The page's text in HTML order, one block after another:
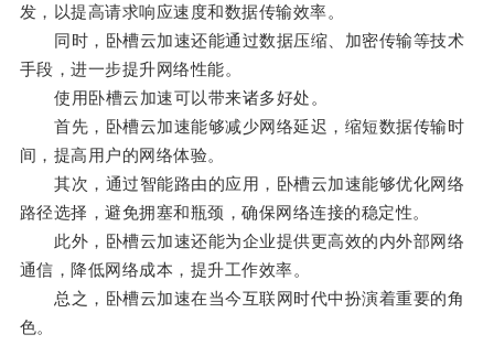
发，以提高请求响应速度和数据传输效率。
同时，卧槽云加速还能通过数据压缩、加密传输等技术
手段，进一步提升网络性能。
使用卧槽云加速可以带来诸多好处。
首先，卧槽云加速能够减少网络延迟，缩短数据传输时
间，提高用户的网络体验。
其次，通过智能路由的应用，卧槽云加速能够优化网络
路径选择，避免拥塞和瓶颈，确保网络连接的稳定性。
此外，卧槽云加速还能为企业提供更高效的内外部网络
通信，降低网络成本，提升工作效率。
总之，卧槽云加速在当今互联网时代中扮演着重要的角
色。